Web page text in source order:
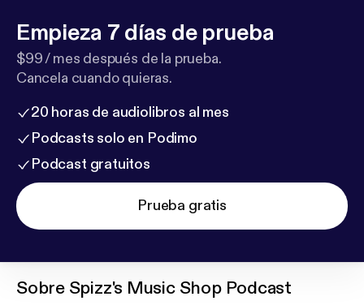
Empieza 7 días de prueba
$99 / mes después de la prueba.
Cancela cuando quieras.
20 horas de audiolibros al mes
Podcasts solo en Podimo
Podcast gratuitos
Prueba gratis
Sobre Spizz's Music Shop Podcast